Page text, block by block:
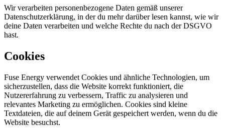
Wir verarbeiten personenbezogene Daten gemäß unserer
Datenschutzerklärung, in der du mehr darüber lesen kannst, wie wir
deine Daten verarbeiten und welche Rechte du nach der DSGVO
hast.
Cookies
Fuse Energy verwendet Cookies und ähnliche Technologien, um
sicherzustellen, dass die Website korrekt funktioniert, die
Nutzererfahrung zu verbessern, Traffic zu analysieren und
relevantes Marketing zu ermöglichen. Cookies sind kleine
Textdateien, die auf deinem Gerät gespeichert werden, wenn du die
Website besuchst.